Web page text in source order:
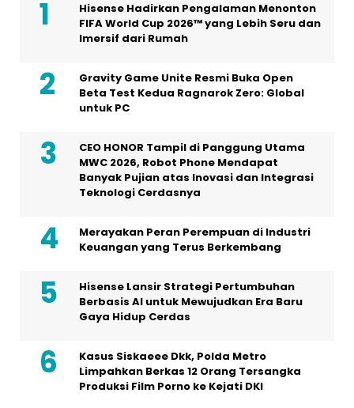
Hisense Hadirkan Pengalaman Menonton
FIFA World Cup 2026™ yang Lebih Seru dan
Imersif dari Rumah
Gravity Game Unite Resmi Buka Open
Beta Test Kedua Ragnarok Zero: Global
untuk PC
CEO HONOR Tampil di Panggung Utama
MWC 2026, Robot Phone Mendapat
Banyak Pujian atas Inovasi dan Integrasi
Teknologi Cerdasnya
Merayakan Peran Perempuan di Industri
Keuangan yang Terus Berkembang
Hisense Lansir Strategi Pertumbuhan
Berbasis AI untuk Mewujudkan Era Baru
Gaya Hidup Cerdas
Kasus Siskaeee Dkk, Polda Metro
Limpahkan Berkas 12 Orang Tersangka
Produksi Film Porno ke Kejati DKI